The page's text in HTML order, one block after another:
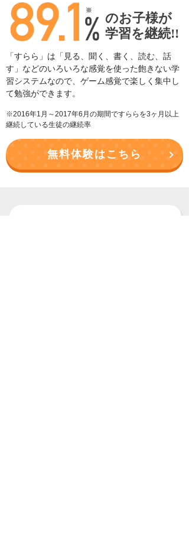
のお子様が
学習を継続!!
「すらら」は「見る、聞く、書く、読む、話
す」などのいろいろな感覚を使った飽きない学
習システムなので、 ゲーム感覚で楽しく集中し
て勉強ができます。
※2016年1月～2017年6月の期間ですららを3ヶ月以上
継続している生徒の継続率
無料体験はこちら